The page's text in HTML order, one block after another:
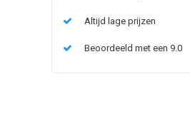
Altijd lage prijzen
Beoordeeld met een 9.0